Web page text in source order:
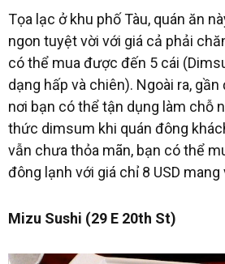
Tọa lạc ở khu phố Tàu, quán ăn
ngon tuyệt vời với giá cả phải
có thể mua được đến 5 cái
dạng hấp và chiên). Ngoài ra,
nơi bạn có thể tận dụng làm chỗ
thức dimsum khi quán đông
vẫn chưa thỏa mãn, bạn có thể
đông lạnh với giá chỉ 8 USD mang
Mizu Sushi (29 E 20th St)